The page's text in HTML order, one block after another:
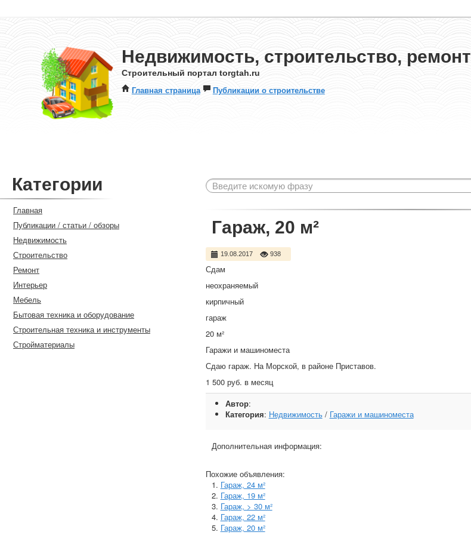
Недвижимость, строительство, ремонт
Строительный портал torgtah.ru
Главная страница Публикации о строительстве
Категории
Главная
Публикации / статьи / обзоры
Недвижимость
Строительство
Ремонт
Интерьер
Мебель
Бытовая техника и оборудование
Строительная техника и инструменты
Стройматериалы
Гараж, 20 м²
19.08.2017 938
Сдам
неохраняемый
кирпичный
гараж
20 м²
Гаражи и машиноместа
Сдаю гараж. На Морской, в районе Приставов.
1 500 руб. в месяц
Автор:
Категория: Недвижимость/ Гаражи и машиноместа
Дополнительная информация:
Похожие объявления:
Гараж, 24 м²
Гараж, 19 м²
Гараж, > 30 м²
Гараж, 22 м²
Гараж, 20 м²